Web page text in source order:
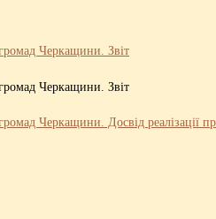
Черкащини. Звіт
Черкащини. Звіт
громад Черкащини. Досвід